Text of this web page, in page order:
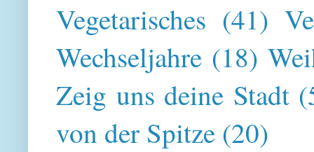
Vegetarisches (41)
Wechseljahre (18)
Zeig uns deine Stadt
von der Spitze (20)